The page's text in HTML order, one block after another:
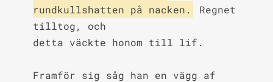
rundkullshatten på nacken.
Regnet
tilltog, och
detta väckte honom till lif.
Framför sig såg han en vägg af